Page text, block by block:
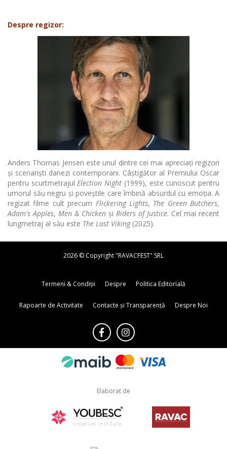
Despre regizor:
Anders Thomas Jensen este unul dintre cei mai apreciați regizori
și scenariști danezi contemporani. Câștigător al Premiului Oscar
pentru scurtmetrajul Election Night (1999), este cunoscut pentru
umorul său negru și poveștile care îmbină absurdul cu emoția. A
regizat filme cult precum Flickering Lights, The Green Butchers,
Adam's Apples, Men & Chicken și Riders of Justice. Cel mai recent
lungmetraj al său este The Last Viking(2025).
2026 © Copyright "RAVACFEST" SRL
Termeni & Condiții Despre Politica Editorială
Rapoarte de Activitate Contacte și Transparență Despre Noi
Elaborat de